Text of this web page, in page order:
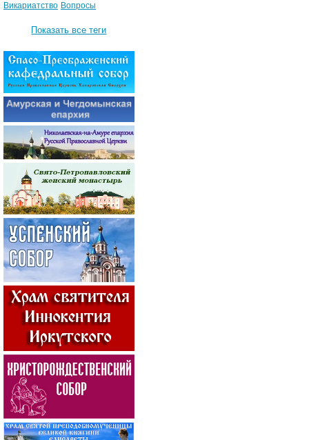
Викариатство Вопросы
Показать все теги